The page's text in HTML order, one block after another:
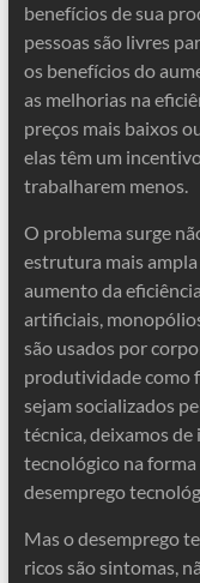
benefícios de sua
pessoas são livres
os benefícios do
as melhorias na
preços mais baixos
elas têm um
trabalharem menos.
O problema surge
estrutura mais
aumento da
artificiais,
são usados ​​por
produtividade como
sejam socializados
técnica, deixamos
tecnológico na forma
desemprego
Mas o desemprego
ricos são sintomas,